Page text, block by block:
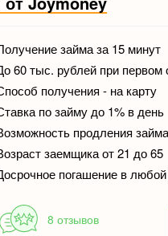
займа за 15 минут
60 тыс. рублей при первом
получения - на карту
по займу до 1% в день
продления
заемщика от 21 до 65
погашение в
8 отзывов